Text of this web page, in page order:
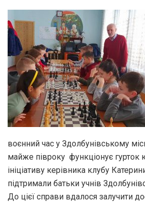
воєнний час у Здолбунівському
майже півроку функціонує гурток
ініціативу керівника клубу
підтримали батьки учнів
До цієї справи вдалося залучити